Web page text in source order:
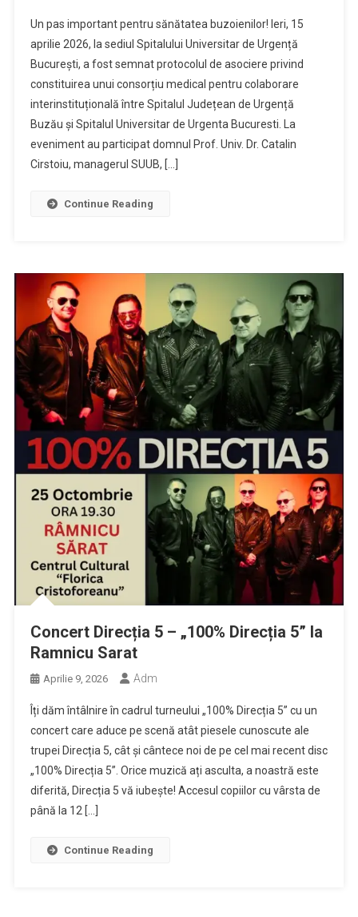
Un pas important pentru sănătatea buzoienilor! Ieri, 15
aprilie 2026, la sediul Spitalului Universitar de Urgență
București, a fost semnat protocolul de asociere privind
constituirea unui consorțiu medical pentru colaborare
interinstituțională între Spitalul Județean de Urgență
Buzău și Spitalul Universitar de Urgenta Bucuresti. La
eveniment au participat domnul Prof. Univ. Dr. Catalin
Cirstoiu, managerul SUUB, […]
Continue Reading
Concert Direcția 5 – „100% Direcția 5” la
Ramnicu Sarat
Aprilie 9, 2026 Adm
Îți dăm întâlnire în cadrul turneului „100% Direcția 5” cu un
concert care aduce pe scenă atât piesele cunoscute ale
trupei Direcția 5, cât și cântece noi de pe cel mai recent disc
„100% Direcția 5”. Orice muzică ați asculta, a noastră este
diferită, Direcția 5 vă iubește! Accesul copiilor cu vârsta de
până la 12 […]
Continue Reading